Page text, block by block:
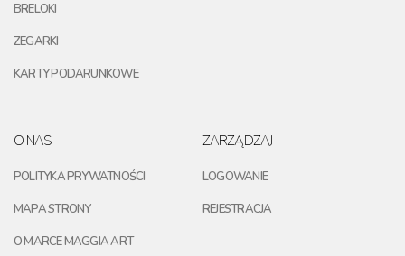
BRELOKI
ZEGARKI
KARTY PODARUNKOWE
O NAS
POLITYKA PRYWATNOŚCI
MAPA STRONY
O MARCE MAGGIA ART
ZARZĄDZAJ
LOGOWANIE
REJESTRACJA